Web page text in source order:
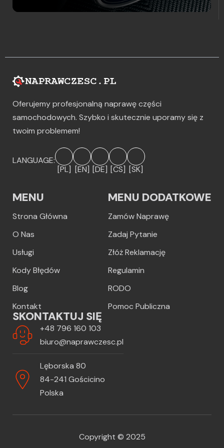
Oferujemy profesjonalną naprawę części
samochodowych. Szybko i skutecznie uporamy się z
twoim problemem!
LANGUAGE:
[PL] [EN] [DE] [CS] [SK]
MENU
Strona Główna
O Nas
Usługi
Kody Błędów
Blog
Kontakt
MENU DODATKOWE
Zamów Naprawę
Zadaj Pytanie
Złóż Reklamację
Regulamin
RODO
Pomoc Publiczna
SKONTAKTUJ SIĘ
+48 796 160 103
biuro@naprawczesc.pl
Lęborska 80
84-241 Gościcino
Polska
Copyright © 2025